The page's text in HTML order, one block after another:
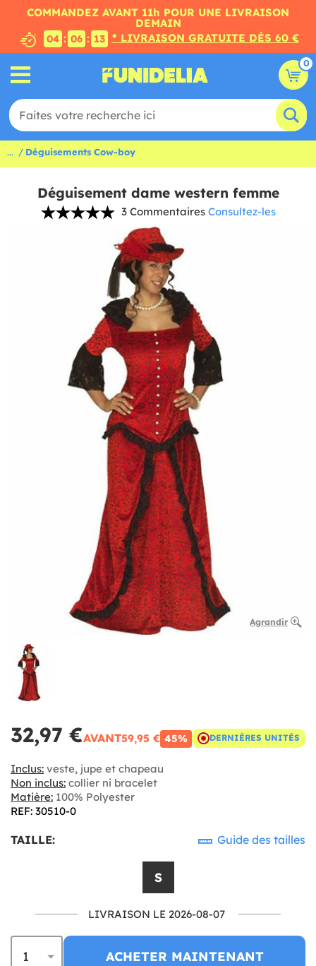
COMMANDEZ AVANT 11h POUR UNE LIVRAISON
DEMAIN
04 : 06 : 12 * LIVRAISON GRATUITE DÈS 60 €
0
... Déguisements Cow-boy
Déguisement dame western femme
3 Commentaires Consultez-les
Agrandir
32,97 €AVANT59,95 € 45% DERNIÈRES UNITÉS
Inclus: veste, jupe et chapeau
Non inclus: collier ni bracelet
Matière: 100% Polyester
REF: 30510-0
TAILLE: Guide des tailles
S
LIVRAISON LE 2026-08-07
ACHETER MAINTENANT